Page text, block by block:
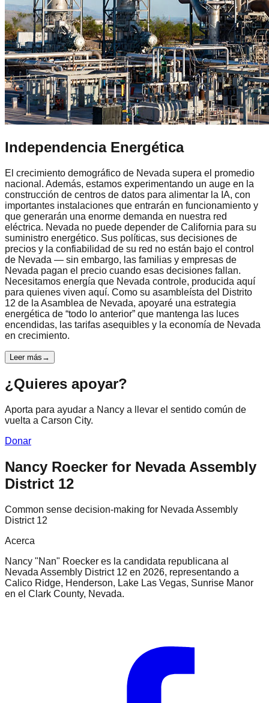
Independencia Energética
El crecimiento demográfico de Nevada supera el promedio
nacional. Además, estamos experimentando un auge en la
construcción de centros de datos para alimentar la IA, con
importantes instalaciones que entrarán en funcionamiento y
que generarán una enorme demanda en nuestra red
eléctrica. Nevada no puede depender de California para su
suministro energético. Sus políticas, sus decisiones de
precios y la confiabilidad de su red no están bajo el control
de Nevada — sin embargo, las familias y empresas de
Nevada pagan el precio cuando esas decisiones fallan.
Necesitamos energía que Nevada controle, producida aquí
para quienes viven aquí. Como su asambleísta del Distrito
12 de la Asamblea de Nevada, apoyaré una estrategia
energética de “todo lo anterior” que mantenga las luces
encendidas, las tarifas asequibles y la economía de Nevada
en crecimiento.
Leer más →
¿Quieres apoyar?
Aporta para ayudar a Nancy a llevar el sentido común de
vuelta a Carson City.
Donar
Nancy Roecker for Nevada Assembly
District 12
Common sense decision-making for Nevada Assembly
District 12
Acerca
Nancy "Nan" Roecker es la candidata republicana al
Nevada Assembly District 12 en 2026, representando a
Calico Ridge, Henderson, Lake Las Vegas, Sunrise Manor
en el Clark County, Nevada.